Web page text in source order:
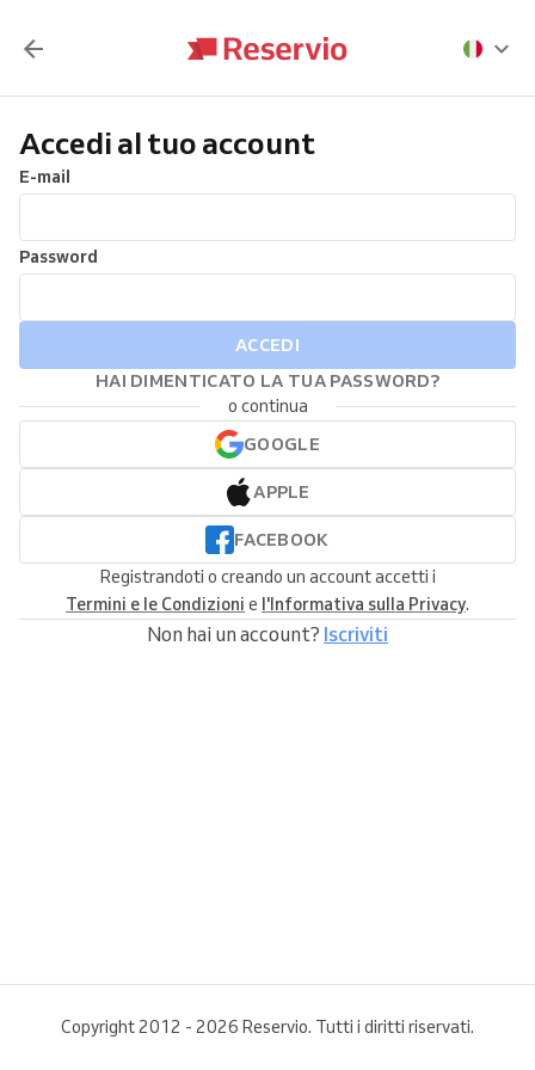
Accedi al tuo account
E-mail
Password
ACCEDI
HAI DIMENTICATO LA TUA PASSWORD?
o continua
GOOGLE
APPLE
FACEBOOK
Registrandoti o creando un account accetti i
Termini e le Condizioni e l'Informativa sulla Privacy.
Non hai un account? Iscriviti
Copyright 2012 - 2026 Reservio. Tutti i diritti riservati.